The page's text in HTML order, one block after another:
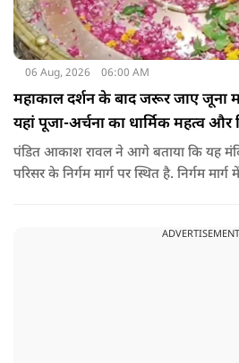
06 Aug, 2026 06:00 AM
महाकाल दर्शन के बाद जरूर जाए जूना
यहां पूजा-अर्चना का धार्मिक महत्व और
पंडित आकाश रावल ने आगे बताया कि यह
परिसर के निर्गम मार्ग पर स्थित है. निर्गम
ADVERTISEMENT